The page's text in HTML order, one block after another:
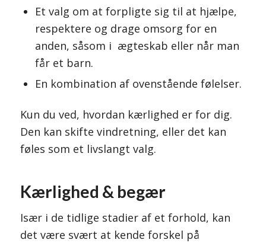
Et valg om at forpligte sig til at hjælpe,
respektere og drage omsorg for en
anden, såsom i ægteskab eller når man
får et barn.
En kombination af ovenstående følelser.
Kun du ved, hvordan kærlighed er for dig.
Den kan skifte vindretning, eller det kan
føles som et livslangt valg.
Kærlighed & begær
Især i de tidlige stadier af et forhold, kan
det være svært at kende forskel på